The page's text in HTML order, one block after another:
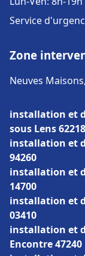
Service
Zone
Neuves
installation et
sous Lens 62218
installation et
94260
installation et
14700
installation et
03410
installation et
Encontre 47240